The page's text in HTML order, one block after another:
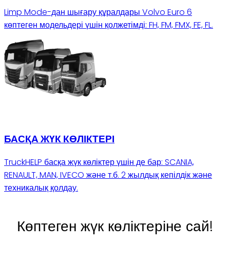
Limp Mode-дан шығару құралдары Volvo Euro 6
көптеген модельдері үшін қолжетімді: FH, FM, FMX, FE, FL.
БАСҚА ЖҮК КӨЛІКТЕРІ
TruckHELP басқа жүк көліктер үшін де бар: SCANIA,
RENAULT, MAN, IVECO және т.б. 2 жылдық кепілдік және
техникалық қолдау.
Көптеген жүк көліктеріне сай!